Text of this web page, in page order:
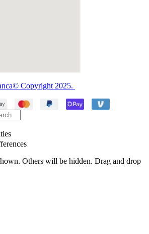
Copyright 2025.
Others will be hidden. Drag and drop